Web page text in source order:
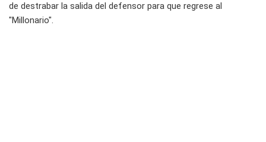
de destrabar la salida del defensor para que regrese al
"Millonario".